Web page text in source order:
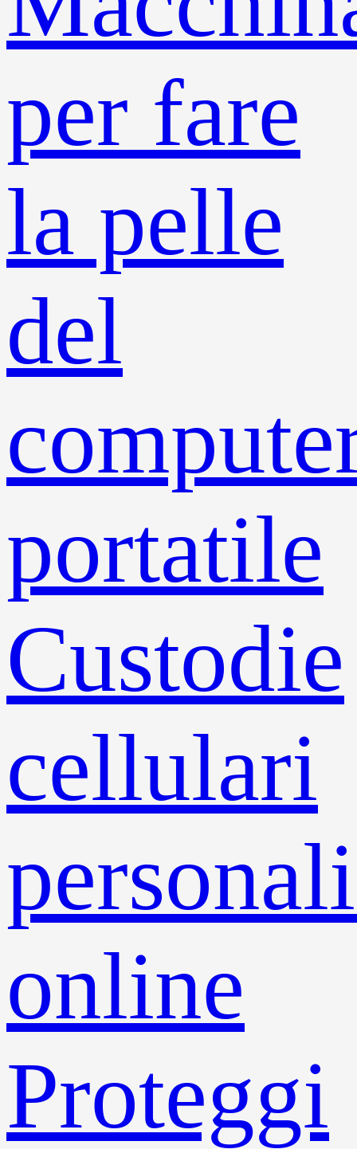
per fare
la pelle
del
portatile
Custodie
cellulari
online
Proteggi